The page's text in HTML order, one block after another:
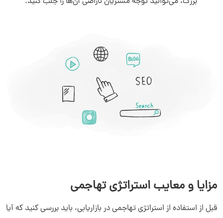
مزایا و معایب استراتژی تهاجمی
قبل از استفاده از استراتژی تهاجمی در بازاریابی، باید بررسی کنید که آیا